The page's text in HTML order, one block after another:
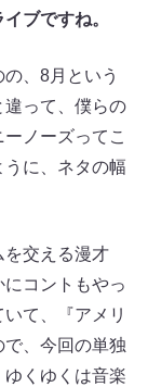
ブですね。
、8月という
違って、僕らの
ノーズってこ
に、ネタの幅
交える漫才
にコントもやっ
て、『アメリ
、今回の単独
くゆくは音楽